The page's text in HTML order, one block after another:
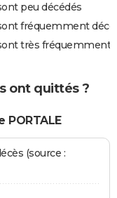
peu décédés
fréquemment
très fréquemment
ont quittés ?
(source :